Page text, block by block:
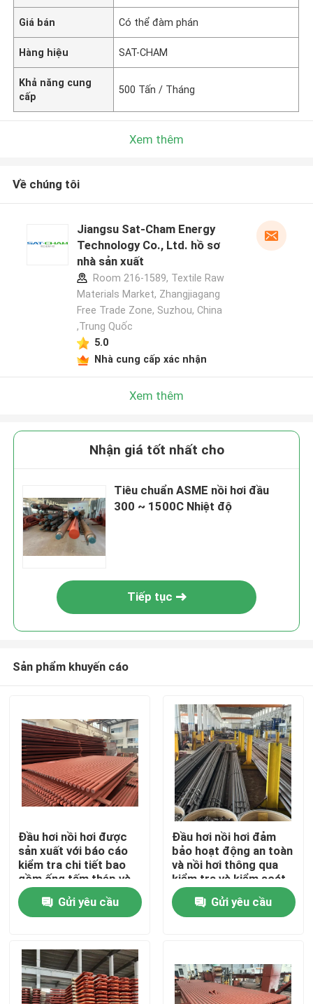
Nhà
Sản phẩm
Về chúng tôi
Giá bán Có thể đàm phán
Hàng hiệu SAT-CHAM
Khả năng cung
cấp
500 Tấn / Tháng
Xem thêm
Về chúng tôi
Jiangsu Sat-Cham Energy
Technology Co., Ltd. hồ sơ
nhà sản xuất
Room 216-1589, Textile Raw
Materials Market, Zhangjiagang
Free Trade Zone, Suzhou, China
,Trung Quốc
5.0
Nhà cung cấp xác nhận
Xem thêm
Nhận giá tốt nhất cho
Tiêu chuẩn ASME nồi hơi đầu
300 ~ 1500C Nhiệt độ
Tiếp tục
Sản phẩm khuyến cáo
Đầu hơi nồi hơi được
sản xuất với báo cáo
kiểm tra chi tiết bao
gồm ống tấm thép và
điện cực cho hoạt
động nồi hơiGửi yêu cầu
Đầu hơi nồi hơi đảm
bảo hoạt động an toàn
và nồi hơi thông qua
kiểm tra và kiểm soát
nghiêm ngặt bao gồm
kiểm tra tia X và tia
gamma
Gửi yêu cầu